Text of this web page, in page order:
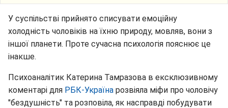
У суспільстві прийнято списувати емоційну
холодність чоловіків на їхню природу, мовляв, вони з
іншої планети. Проте сучасна психологія пояснює це
інакше.
Психоаналітик Катерина Тамразова в ексклюзивному
коментарі для РБК-Україна розвіяла міфи про чоловічу
"бездушність" та розповіла, як насправді побудувати